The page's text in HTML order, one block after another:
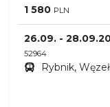
1 580 PLN
26.09. -
52964
Rybnik,